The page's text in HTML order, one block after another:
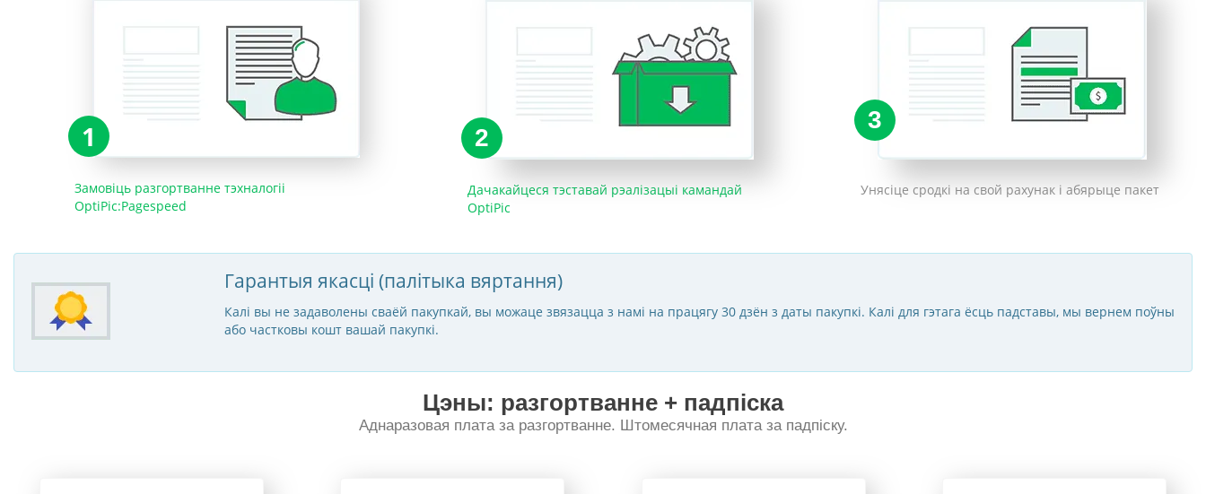
1
Замовіць разгортванне тэхналогіі
OptiPic:Pagespeed
2
Дачакайцеся тэставай рэалізацыі камандай
OptiPic
3
Унясіце сродкі на свой рахунак і абярыце пакет
Гарантыя якасці (палітыка вяртання)
Калі вы не задаволены сваёй пакупкай, вы можаце звязацца з намі на працягу 30 дзён з даты пакупкі. Калі для гэтага ёсць падставы, мы вернем поўны
або частковы кошт вашай пакупкі.
Цэны: разгортванне + падпіска
Аднаразовая плата за разгортванне. Штомесячная плата за падпіску.